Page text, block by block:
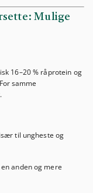
Mulige
16–20 % råprotein og
samme
til ungheste og
anden og mere